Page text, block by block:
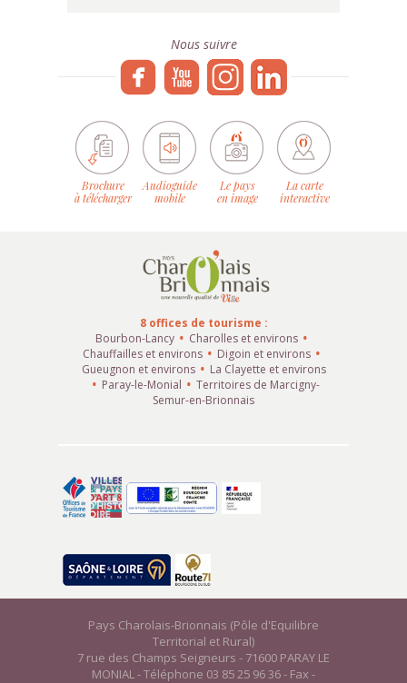
Nous suivre
Brochure
à télécharger
Audioguide
mobile
Le pays
en image
La carte
interactive
8 offices de tourisme :
Bourbon-Lancy
Charolles et environs
Chauffailles et environs
Digoin et environs
Gueugnon et environs
La Clayette et environs
Paray-le-Monial
Territoires de Marcigny-
Semur-en-Brionnais
Pays Charolais-Brionnais (Pôle d'Equilibre
Territorial et Rural)
7 rue des Champs Seigneurs - 71600 PARAY LE
MONIAL - Téléphone 03 85 25 96 36 - Fax -